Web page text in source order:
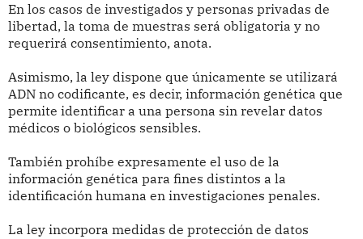
En los casos de investigados y personas privadas de
libertad, la toma de muestras será obligatoria y no
requerirá consentimiento, anota.
Asimismo, la ley dispone que únicamente se utilizará
ADN no codificante, es decir, información genética que
permite identificar a una persona sin revelar datos
médicos o biológicos sensibles.
También prohíbe expresamente el uso de la
información genética para fines distintos a la
identificación humana en investigaciones penales.
La ley incorpora medidas de protección de datos